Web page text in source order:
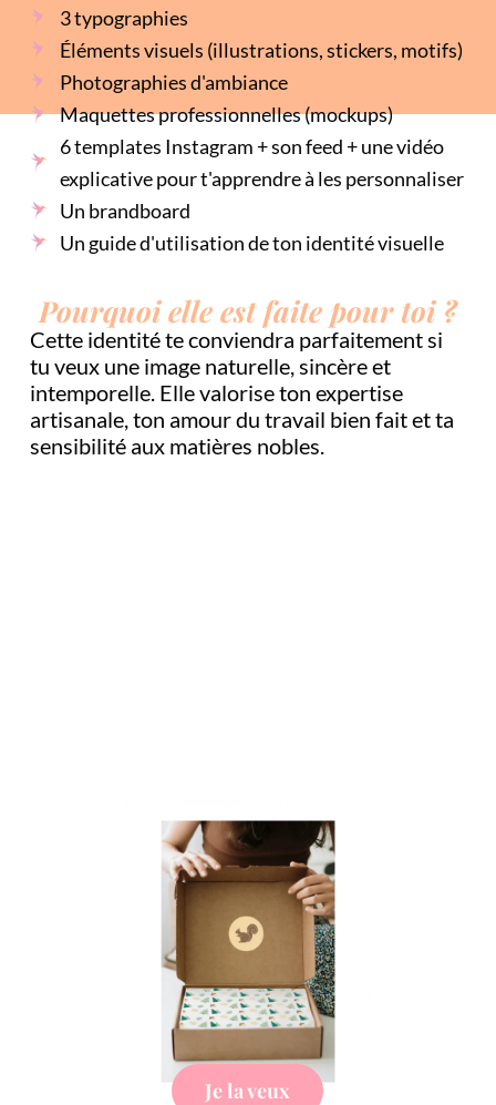
Pourquoi elle est faite pour toi ?
Cette identité te conviendra parfaitement si
tu veux une image naturelle, sincère et
intemporelle. Elle valorise ton expertise
artisanale, ton amour du travail bien fait et ta
sensibilité aux matières nobles.
3 typographies
Éléments visuels (illustrations, stickers, motifs)
Photographies d'ambiance
Maquettes professionnelles (mockups)
6 templates Instagram + son feed + une vidéo
explicative pour t'apprendre à les personnaliser
Un brandboard
Un guide d'utilisation de ton identité visuelle
Je la veux